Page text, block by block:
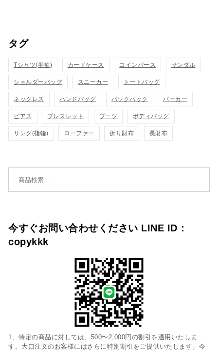
タグ
Tシャツ(半袖) カードケース コインパース サンダル
ショルダーバッグ スニーカー トートバッグ
ネックレス ハンドバッグ バックパック パーカー
ピアス ブレスレット ブーツ ボディバッグ
リング(指輪) ローファー 折り財布 長財布
今すぐお問い合わせください LINE ID：
copykkk
1、特定の商品に対しては、500〜2,000円の割引を適用いたしま
す。大口注文のお客様にはさらに特別割引をご提供いたします。今